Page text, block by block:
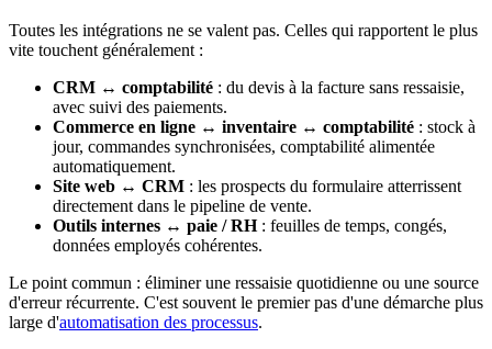
Toutes les intégrations ne se valent pas. Celles qui rapportent le plus
vite touchent généralement :
CRM ↔ comptabilité : du devis à la facture sans ressaisie,
avec suivi des paiements.
Commerce en ligne ↔ inventaire ↔ comptabilité : stock à
jour, commandes synchronisées, comptabilité alimentée
automatiquement.
Site web ↔ CRM : les prospects du formulaire atterrissent
directement dans le pipeline de vente.
Outils internes ↔ paie / RH: feuilles de temps, congés,
données employés cohérentes.
Le point commun : éliminer une ressaisie quotidienne ou une source
d'erreur récurrente. C'est souvent le premier pas d'une démarche plus
large d'automatisation des processus.